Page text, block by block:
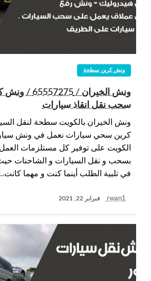
ونش كرين سطحة
ونش الخيران /
سحب نقل انقاذ سيارات
ونش الخيران بالكويت سطحة لنقل
كرين سحي سيارات نعمل في ونش
الكويت على توفير كل مستلزمات
بسحب و نقل السيارات و الشاحنات
في تلبية الطلب أينما كنت و مهما
rwan1 فبراير 22, 2021